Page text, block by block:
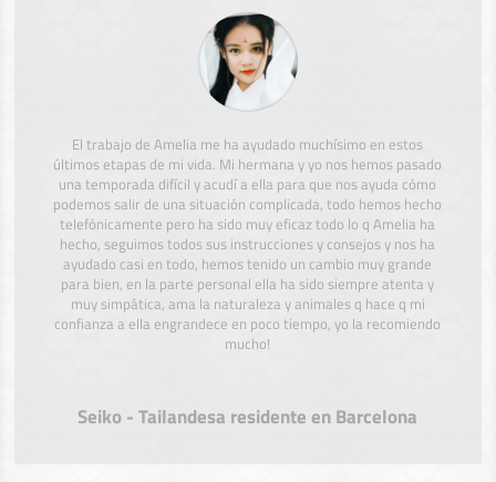
El trabajo de Amelia me ha ayudado muchísimo en estos
últimos etapas de mi vida. Mi hermana y yo nos hemos pasado
una temporada difícil y acudí a ella para que nos ayuda cómo
podemos salir de una situación complicada, todo hemos hecho
telefónicamente pero ha sido muy eficaz todo lo q Amelia ha
hecho, seguimos todos sus instrucciones y consejos y nos ha
ayudado casi en todo, hemos tenido un cambio muy grande
para bien, en la parte personal ella ha sido siempre atenta y
muy simpática, ama la naturaleza y animales q hace q mi
confianza a ella engrandece en poco tiempo, yo la recomiendo
mucho!
Seiko - Tailandesa residente en Barcelona